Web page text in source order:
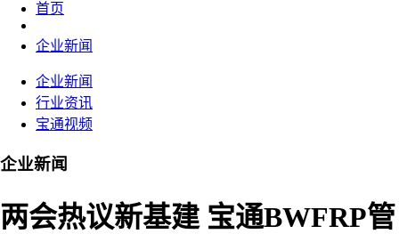
首页
企业新闻
企业新闻
行业资讯
宝通视频
企业新闻
两会热议新基建 宝通BWFRP管